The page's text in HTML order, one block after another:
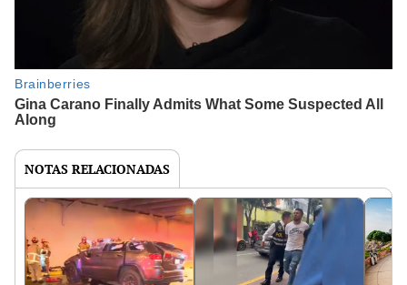
NOTAS RELACIONADAS